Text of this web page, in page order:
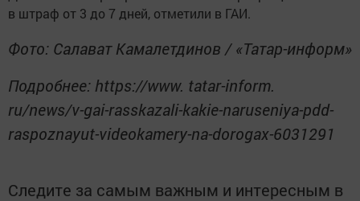
в штраф от 3 до 7 дней, отметили в ГАИ.
Фото: Салават Камалетдинов / «Татар-информ»
Подробнее: https://www. tatar-inform.
ru/news/v-gai-rasskazali-kakie-naruseniya-pdd-
raspoznayut-videokamery-na-dorogax-6031291
Следите за самым важным и интересным в